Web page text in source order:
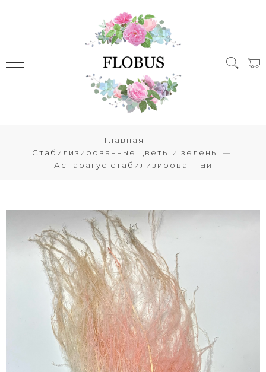
Главная
Стабилизированные цветы и зелень
Аспарагус стабилизированный